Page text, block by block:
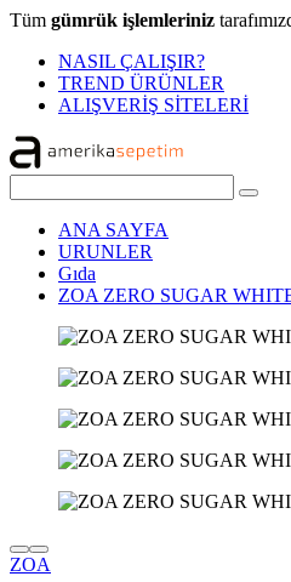
Tüm gümrük işlemleriniz
NASIL ÇALIŞIR?
TREND ÜRÜNLER
ALIŞVERİŞ SİTELERİ
ANA SAYFA
URUNLER
Gıda
ZOA ZERO SUGAR
ZOA